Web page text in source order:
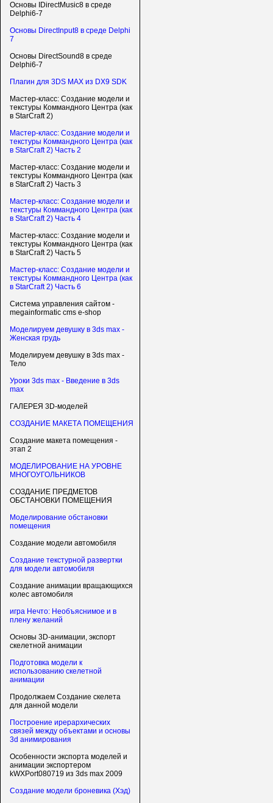
Основы IDirectMusic8 в среде
Delphi6-7
Основы DirectInput8 в среде Delphi
7
Основы DirectSound8 в среде
Delphi6-7
Плагин для 3DS MAX из DX9 SDK
Мастер-класс: Создание модели и
текстуры Коммандного Центра (как
в StarCraft 2)
Мастер-класс: Создание модели и
текстуры Коммандного Центра (как
в StarCraft 2) Часть 2
Мастер-класс: Создание модели и
текстуры Коммандного Центра (как
в StarCraft 2) Часть 3
Мастер-класс: Создание модели и
текстуры Коммандного Центра (как
в StarCraft 2) Часть 4
Мастер-класс: Создание модели и
текстуры Коммандного Центра (как
в StarCraft 2) Часть 5
Мастер-класс: Создание модели и
текстуры Коммандного Центра (как
в StarCraft 2) Часть 6
Система управления сайтом -
megainformatic cms e-shop
Моделируем девушку в 3ds max -
Женская грудь
Моделируем девушку в 3ds max -
Тело
Уроки 3ds max - Введение в 3ds
max
ГАЛЕРЕЯ 3D-моделей
СОЗДАНИЕ МАКЕТА ПОМЕЩЕНИЯ
Создание макета помещения -
этап 2
МОДЕЛИРОВАНИЕ НА УРОВНЕ
МНОГОУГОЛЬНИКОВ
СОЗДАНИЕ ПРЕДМЕТОВ
ОБСТАНОВКИ ПОМЕЩЕНИЯ
Моделирование обстановки
помещения
Создание модели автомобиля
Создание текстурной развертки
для модели автомобиля
Создание анимации вращающихся
колес автомобиля
игра Нечто: Необъяснимое и в
плену желаний
Основы 3D-анимации, экспорт
скелетной анимации
Подготовка модели к
использованию скелетной
анимации
Продолжаем Создание скелета
для данной модели
Построение ирерархических
связей между объектами и основы
3d анимирования
Особенности экспорта моделей и
анимации экспортером
kWXPort080719 из 3ds max 2009
Создание модели броневика (Хэд)